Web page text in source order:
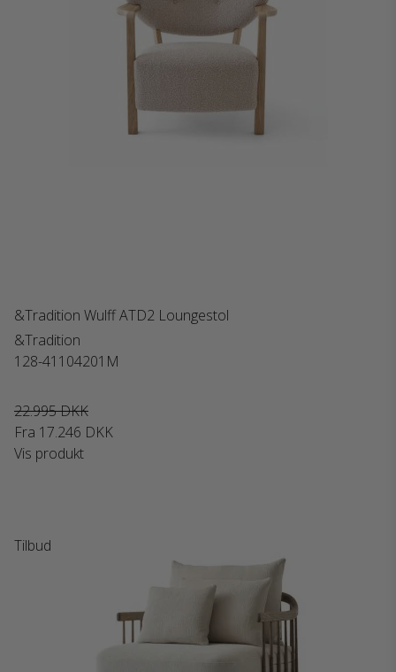
&Tradition Wulff ATD2 Loungestol
&Tradition
128-41104201M
22.995 DKK
Fra 17.246 DKK
Vis produkt
Tilbud